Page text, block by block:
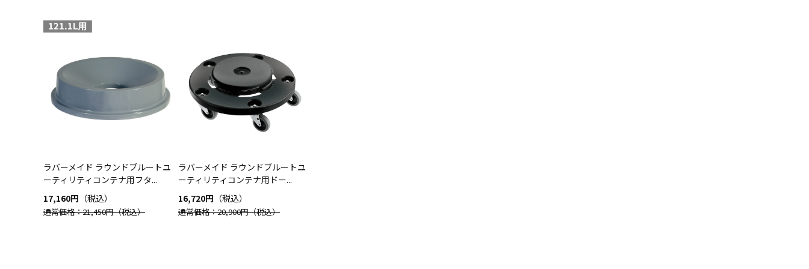
ラバーメイド ラウンドブルートユ
ーティリティコンテナ用フタ...
17,160円 （税込）
通常価格：21,450円（税込）
ラバーメイド ラウンドブルートユ
ーティリティコンテナ用ドー...
16,720円 （税込）
通常価格：20,900円（税込）